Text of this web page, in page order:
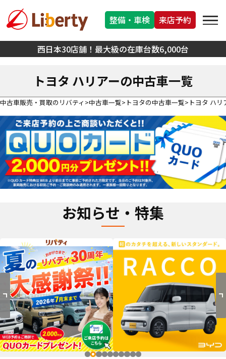
西日本30店舗！最大級の在庫台数6,000台
整備・車検 来店予約
トヨタ ハリアーの中古車一覧
中古車販売・買取のリバティ 中古車一覧 トヨタの中古車一覧 トヨタ ハ
お知らせ・特集